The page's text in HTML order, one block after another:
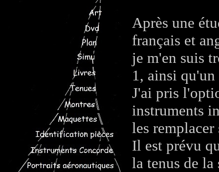
Après une
français et
je m'en suis
1, ainsi qu'un
J'ai pris
instruments
les remplacer
Il est prévu
la tenus de